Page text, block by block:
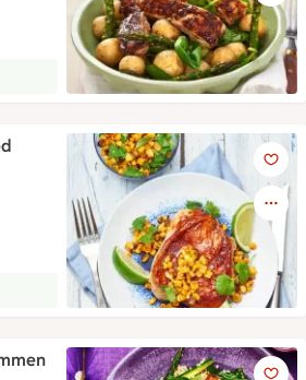
45 min att tillaga
45 min att tillaga
Kycklingsteak BBQ med
Kycklingsteak med ljummen